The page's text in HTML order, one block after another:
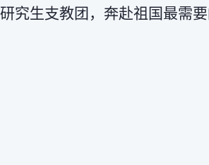
研究生支教团，奔赴祖国最需